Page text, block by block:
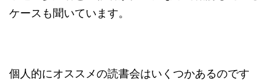
ケースも聞いています。
個人的にオススメの読書会はいくつかあるのです